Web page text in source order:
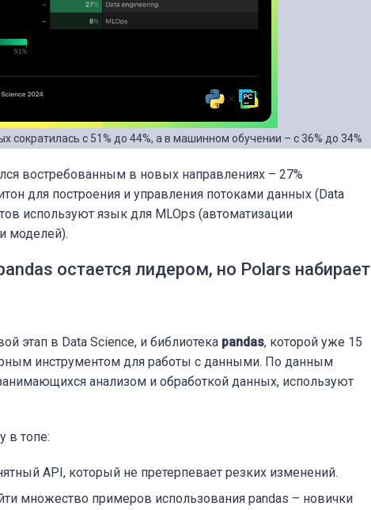
сократилась с 51% до 44%, а в машинном обучении – с 36% до 34%
востребованным в новых направлениях – 27%
для построения и управления потоками данных (Data
используют язык для MLOps (автоматизации
моделей).
остаeтся лидером, но Polars набирает
этап в Data Science, и библиотека pandas, которой уже 15
инструментом для работы с данными. По данным
анализом и обработкой данных, используют
в топе:
API, который не претерпевает резких изменений.
множество примеров использования pandas – новички